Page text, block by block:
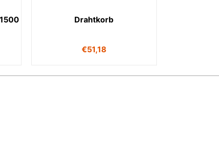
Drahtkorb
€51,18